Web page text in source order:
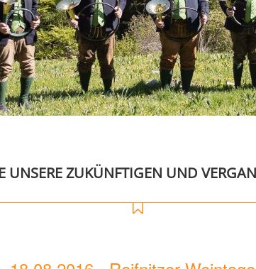
UNSERE ZUKÜNFTIGEN UND